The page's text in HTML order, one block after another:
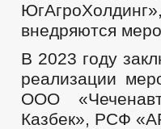
внедряются
В 2023 году
реализации
ООО
Казбек», РСФ